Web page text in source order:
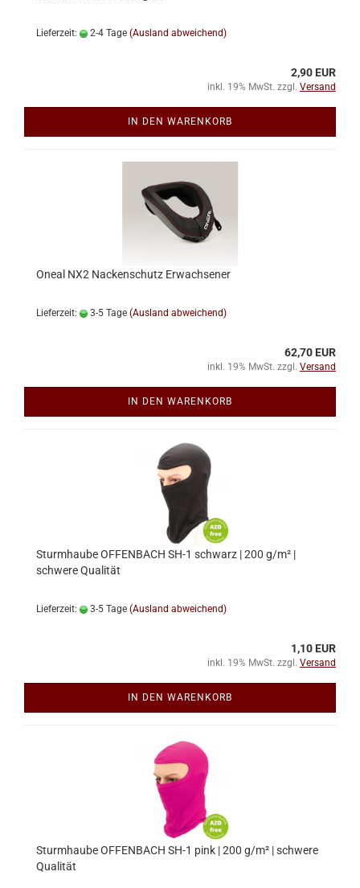
Lieferzeit: 2-4 Tage (Ausland abweichend)
2,90 EUR
inkl. 19% MwSt. zzgl. Versand
IN DEN WARENKORB
Oneal NX2 Nackenschutz Erwachsener
Lieferzeit: 3-5 Tage (Ausland abweichend)
62,70 EUR
inkl. 19% MwSt. zzgl. Versand
IN DEN WARENKORB
Sturmhaube OFFENBACH SH-1 schwarz | 200 g/m² |
schwere Qualität
Lieferzeit: 3-5 Tage (Ausland abweichend)
1,10 EUR
inkl. 19% MwSt. zzgl. Versand
IN DEN WARENKORB
Sturmhaube OFFENBACH SH-1 pink | 200 g/m² | schwere
Qualität